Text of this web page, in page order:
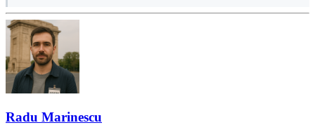
Radu Marinescu